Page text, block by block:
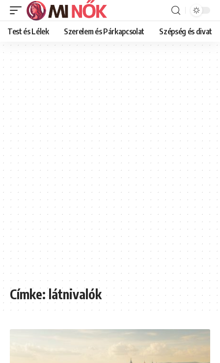
Test és Lélek Szerelem és Párkapcsolat Szépség és divat
Címke:látnivalók